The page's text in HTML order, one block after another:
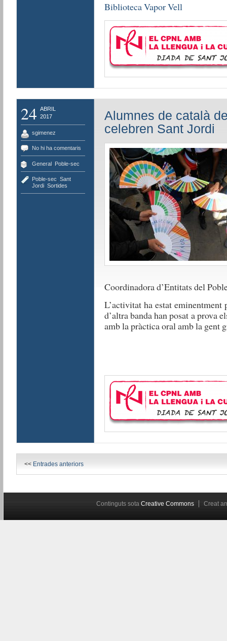
Biblioteca Vapor Vell
24 ABRIL
2017
sgimenez
No hi ha comentaris
General, Poble-sec
Poble-sec Sant
Jordi, Sortides
Alumnes de català
celebren Sant Jordi
Coordinadora d’Entitats del
L’activitat ha estat
d’altra banda han posat a prova
amb la pràctica oral amb la gent
<< Entrades anteriors
Continguts sota Creative Commons Creat